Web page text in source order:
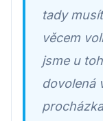
tady
věcem
jsme u
dovolená